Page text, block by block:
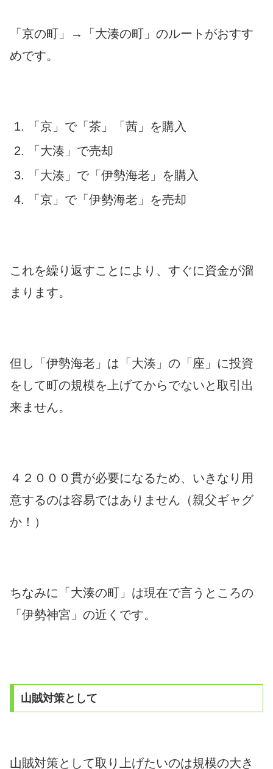
「京の町」→「大湊の町」のルートがおすす
めです。
「京」で「茶」「茜」を購入
「大湊」で売却
「大湊」で「伊勢海老」を購入
「京」で「伊勢海老」を売却
これを繰り返すことにより、すぐに資金が溜
まります。
但し「伊勢海老」は「大湊」の「座」に投資
をして町の規模を上げてからでないと取引出
来ません。
４２０００貫が必要になるため、いきなり用
意するのは容易ではありません（親父ギャグ
か！）
ちなみに「大湊の町」は現在で言うところの
「伊勢神宮」の近くです。
山賊対策として
山賊対策として取り上げたいのは規模の大き